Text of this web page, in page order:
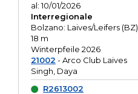
al: 10/01/2026
Interregionale
Bolzano: Laives/Leifers (BZ)
18 m
Winterpfeile 2026
21002 - Arco Club Laives
Singh, Daya
R2613002